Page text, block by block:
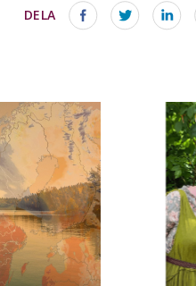
DELA